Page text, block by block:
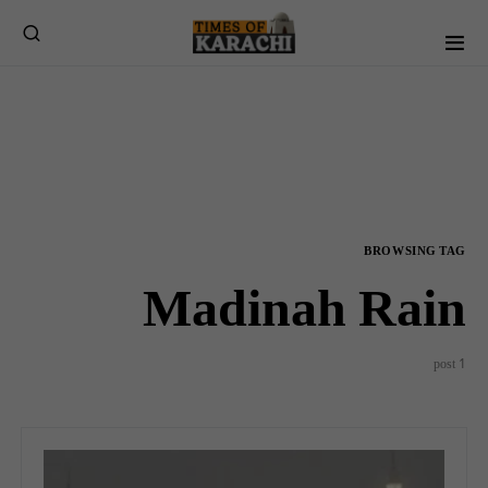
BROWSING TAG
Madinah Rain
1 post